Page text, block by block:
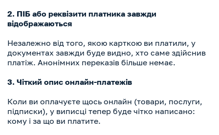
2. ПІБ або реквізити платника завжди
відображаються
Незалежно від того, якою карткою ви платили, у
документах завжди буде видно, хто саме здійснив
платіж. Анонімних переказів більше немає.
3. Чіткий опис онлайн-платежів
Коли ви оплачуєте щось онлайн (товари, послуги,
підписки), у виписці тепер буде чітко написано:
кому і за що ви платите.